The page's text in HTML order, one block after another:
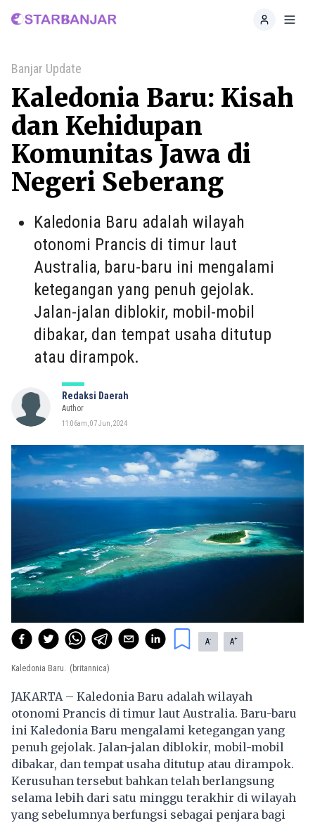
Home
Banjar Update
Kaledonia Baru: Kisah
dan Kehidupan
Komunitas Jawa di
Negeri Seberang
Kaledonia Baru adalah wilayah
otonomi Prancis di timur laut
Australia, baru-baru ini mengalami
ketegangan yang penuh gejolak.
Jalan-jalan diblokir, mobil-mobil
dibakar, dan tempat usaha ditutup
atau dirampok.
Redaksi Daerah
Author
11:06am, 07 Jun, 2024
A- A+
Kaledonia Baru. (britannica)
JAKARTA – Kaledonia Baru adalah wilayah
otonomi Prancis di timur laut Australia. Baru-baru
ini Kaledonia Baru mengalami ketegangan yang
penuh gejolak. Jalan-jalan diblokir, mobil-mobil
dibakar, dan tempat usaha ditutup atau dirampok.
Kerusuhan tersebut bahkan telah berlangsung
selama lebih dari satu minggu terakhir di wilayah
yang sebelumnya berfungsi sebagai penjara bagi